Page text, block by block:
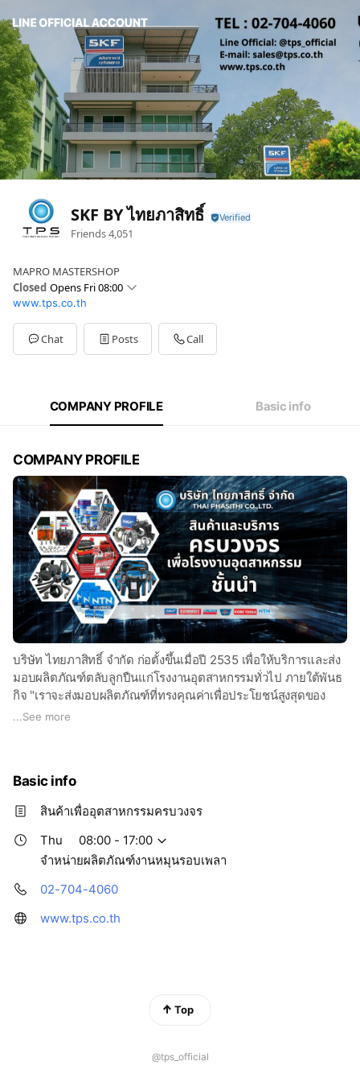
SKF BY ไทยภาสิทธิ์
Friends4,051
MAPRO MASTERSHOP
Closed Opens Fri 08:00
SunClosed
Mon08:00 - 17:00
Tue08:00 - 17:00
Wed08:00 - 17:00
จำหน่ายผลิตภัณฑ์งานหมุนรอบเพลา
www.tps.co.th
Chat Posts Call
COMPANY PROFILE Basic info
COMPANY PROFILE
บริษัท ไทยภาสิทธิ์ จำกัด ก่อตั้งขึ้นเมื่อปี 2535 เพื่อให้บริการและส่ง
มอบผลิตภัณฑ์ตลับลูกปืนแก่โรงงานอุตสาหกรรมทั่วไป ภายใต้พันธ
กิจ "เราจะส่งมอบผลิตภัณฑ์ที่ทรงคุณค่าเพื่อประโยชน์สูงสุดของ
ลูกค้า"
2536 บริษัทฯได้ทำหน้าที่ส่งผ่านผลิตภัณฑ์และ เทคโนโลยีของเอส
เคเอฟ ที่ได้สะสมมาเป็นเวลากว่า 100 ปี ภายใต้วิสัยทัศน์
"สรรค์สร้างโลกด้วยความรู้ของ เอส เค เอฟ" To Equip The World
With SKF
บริษัทฯ ได้มุ่งเน้นในการสนับสนุนความต้องการของลูกค้า ให้บริการ
...See more
Basic info
สินค้าเพื่ออุตสาหกรรมครบวงจร
Thu
08:00 - 17:00
จำหน่ายผลิตภัณฑ์งานหมุนรอบเพลา
02-704-4060
www.tps.co.th
Top
@tps_official